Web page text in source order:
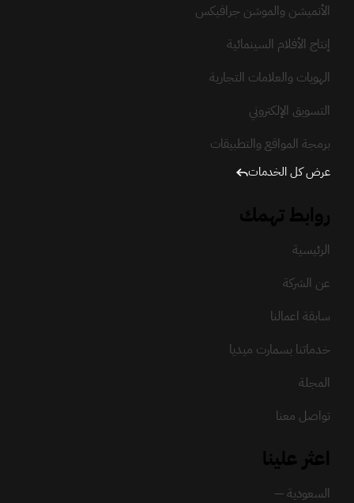
الأنميشن والموشن جرافيكس
إنتاج الأفلام السينمائية
الهويات والعلامات التجارية
التسويق الإلكتروني
برمجة المواقع والتطبيقات
عرض كل الخدمات
الرئيسية
عن الشركة
سابقة اعمالنا
خدماتنا بسمارت ميديا
المجلة
تواصل معنا
السعودية —